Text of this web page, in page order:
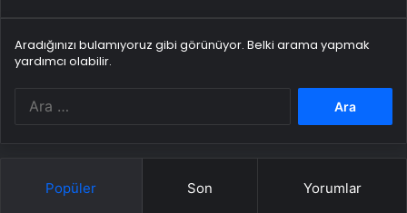
Aradığınızı bulamıyoruz gibi görünüyor. Belki arama yapmak
yardımcı olabilir.
Popüler Son Yorumlar